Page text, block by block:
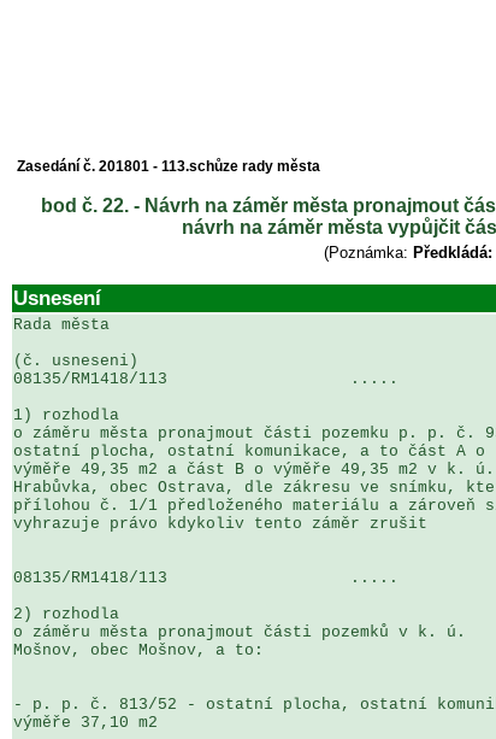
Zasedání č. 201801 - 113.schůze rady města
bod č. 22. - Návrh na záměr města pronajmout
návrh na záměr města vypůjčit
(Poznámka:
Usnesení
Rada města
(č. usneseni)
08135/RM1418/113                   .....
1) rozhodla
o záměru města pronajmout části pozemku p. p. č.
ostatní plocha, ostatní komunikace, a to část A o
výměře 49,35 m2 a část B o výměře 49,35 m2 v k. ú.
Hrabůvka, obec Ostrava, dle zákresu ve snímku,
přílohou č. 1/1 předloženého materiálu a zároveň
vyhrazuje právo kdykoliv tento záměr zrušit
08135/RM1418/113                   .....
2) rozhodla
o záměru města pronajmout části pozemků v k. ú.
Mošnov, obec Mošnov, a to:
- p. p. č. 813/52 - ostatní plocha, ostatní
výměře 37,10 m2